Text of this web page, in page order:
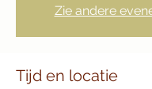
Zie andere
Tijd en locatie